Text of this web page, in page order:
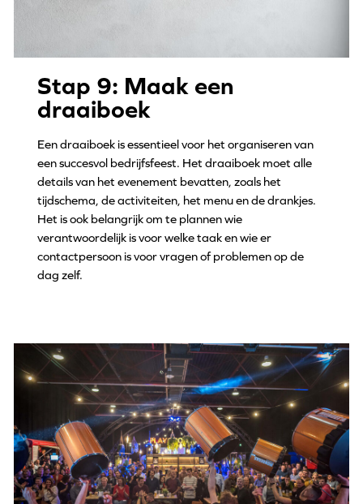
Stap 9: Maak een
draaiboek
Een draaiboek is essentieel voor het organiseren van
een succesvol bedrijfsfeest. Het draaiboek moet alle
details van het evenement bevatten, zoals het
tijdschema, de activiteiten, het menu en de drankjes.
Het is ook belangrijk om te plannen wie
verantwoordelijk is voor welke taak en wie er
contactpersoon is voor vragen of problemen op de
dag zelf.